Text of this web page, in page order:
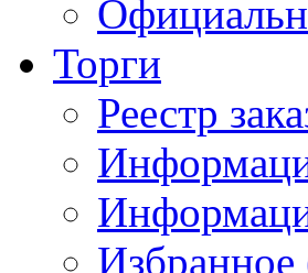
Торги
Реестр
Избранное